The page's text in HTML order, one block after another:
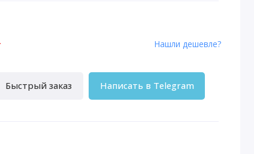
Быстрый заказ Написать в Telegram
Нашли дешевле?